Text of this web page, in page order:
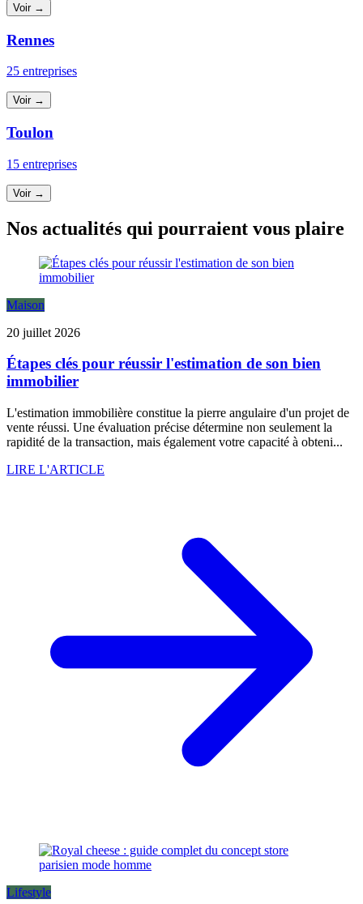
Voir →
Rennes
25 entreprises
Voir →
Toulon
15 entreprises
Voir →
Nos actualités qui pourraient vous plaire
Maison
20 juillet 2026
Étapes clés pour réussir l'estimation de son bien
immobilier
L'estimation immobilière constitue la pierre angulaire d'un projet de
vente réussi. Une évaluation précise détermine non seulement la
rapidité de la transaction, mais également votre capacité à obteni...
LIRE L'ARTICLE
Lifestyle